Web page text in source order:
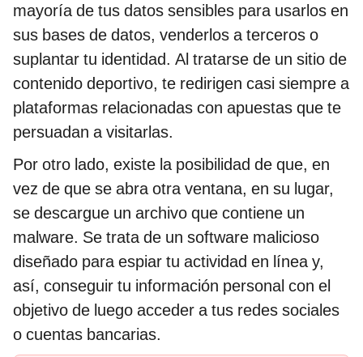
mayoría de tus datos sensibles para usarlos en
sus bases de datos, venderlos a terceros o
suplantar tu identidad. Al tratarse de un sitio de
contenido deportivo, te redirigen casi siempre a
plataformas relacionadas con apuestas que te
persuadan a visitarlas.
Por otro lado, existe la posibilidad de que, en
vez de que se abra otra ventana, en su lugar,
se descargue un archivo que contiene un
malware. Se trata de un software malicioso
diseñado para espiar tu actividad en línea y,
así, conseguir tu información personal con el
objetivo de luego acceder a tus redes sociales
o cuentas bancarias.